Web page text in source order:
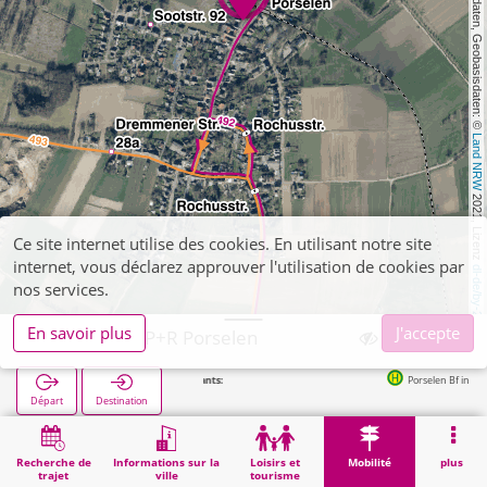
, Kartendaten, Geobasisdaten: ©
Land NRW
2021, Lizenz
dl-de/by-2-0
Recherche de
trajet
Informations sur la
ville
Loisirs et
tourisme
Mobilité plus
Heinsberg, P+R Porselen
Départ Destination
Arrêts suivants: Porselen Bf in 80m
Démarrage Heinsberg, P+R Porselen
Ce site internet utilise des cookies. En utilisant notre site
internet, vous déclarez approuver l'utilisation de cookies par
nos services.
En savoir plus
J'accepte